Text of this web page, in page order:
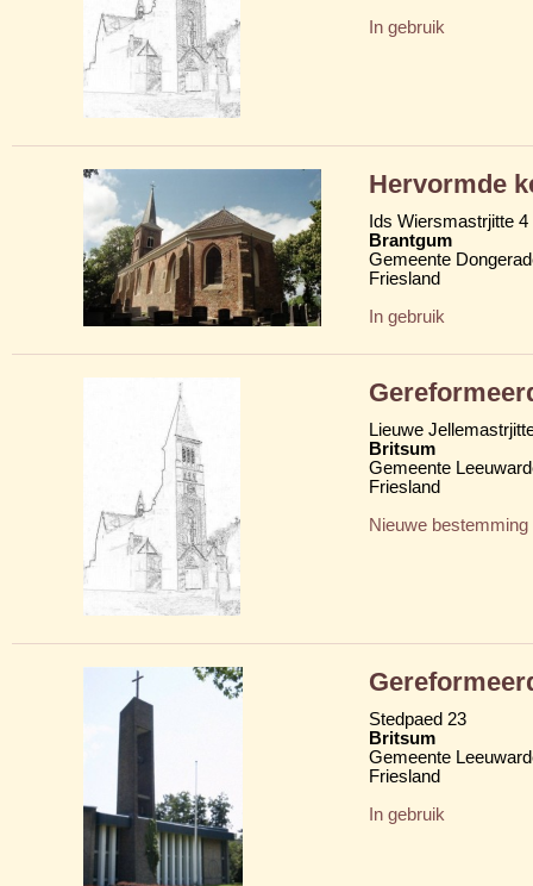
In gebruik
Hervormde
Ids Wiersmastrjitte 4
Brantgum
Gemeente
Friesland
In gebruik
Lieuwe
Britsum
Gemeente
Friesland
Nieuwe bestemming
Stedpaed 23
Britsum
Gemeente
Friesland
In gebruik